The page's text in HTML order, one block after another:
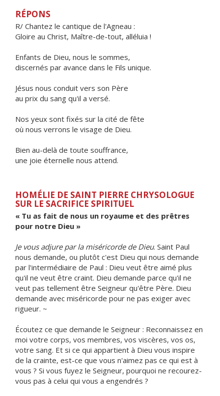
RÉPONS
R/ Chantez le cantique de l'Agneau :
Gloire au Christ, Maître-de-tout, alléluia !
Enfants de Dieu, nous le sommes,
discernés par avance dans le Fils unique.
Jésus nous conduit vers son Père
au prix du sang qu'il a versé.
Nos yeux sont fixés sur la cité de fête
où nous verrons le visage de Dieu.
Bien au-delà de toute souffrance,
une joie éternelle nous attend.
HOMÉLIE DE SAINT PIERRE CHRYSOLOGUE
SUR LE SACRIFICE SPIRITUEL
« Tu as fait de nous un royaume et des prêtres
pour notre Dieu »
Je vous adjure par la miséricorde de Dieu. Saint Paul
nous demande, ou plutôt c'est Dieu qui nous demande
par l'intermédiaire de Paul : Dieu veut être aimé plus
qu'il ne veut être craint. Dieu demande parce qu'il ne
veut pas tellement être Seigneur qu'être Père. Dieu
demande avec miséricorde pour ne pas exiger avec
rigueur. ~
Écoutez ce que demande le Seigneur : Reconnaissez en
moi votre corps, vos membres, vos viscères, vos os,
votre sang. Et si ce qui appartient à Dieu vous inspire
de la crainte, est-ce que vous n'aimez pas ce qui est à
vous ? Si vous fuyez le Seigneur, pourquoi ne recourez-
vous pas à celui qui vous a engendrés ?